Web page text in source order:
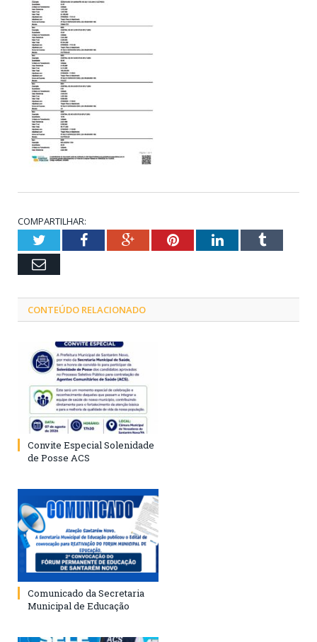
COMPARTILHAR:
TwitterFacebookGoogle+PinterestLinkedInTumblr
Email
CONTEÚDO RELACIONADO
Convite Especial Solenidade
de Posse ACS
Comunicado da Secretaria
Municipal de Educação